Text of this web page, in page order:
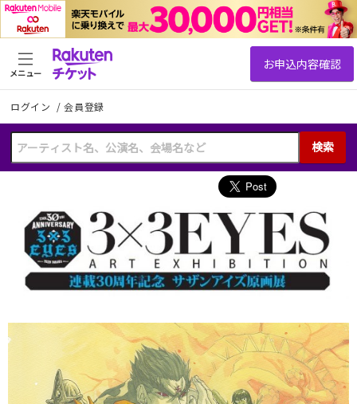
ログイン /会員登録
検索
メニュー